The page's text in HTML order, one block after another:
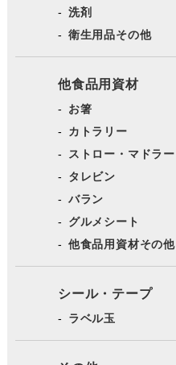
洗剤
衛生用品その他
他食品用資材
お箸
カトラリー
ストロー・マドラー
タレビン
バラン
グルメシート
他食品用資材その他
シール・テープ
ラベル玉